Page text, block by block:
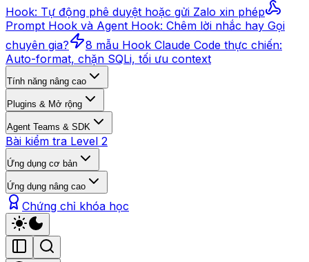
Hook: Tự động phê duyệt hoặc gửi Zalo xin phép
Prompt Hook và Agent Hook: Chêm lời nhắc hay Gọi
chuyên gia?
8 mẫu Hook Claude Code thực chiến:
Auto-format, chặn SQLi, tối ưu context
Tính năng nâng cao
Plugins & Mở rộng
Agent Teams & SDK
Bài kiểm tra Level 2
Ứng dụng cơ bản
Ứng dụng nâng cao
Chứng chỉ khóa học